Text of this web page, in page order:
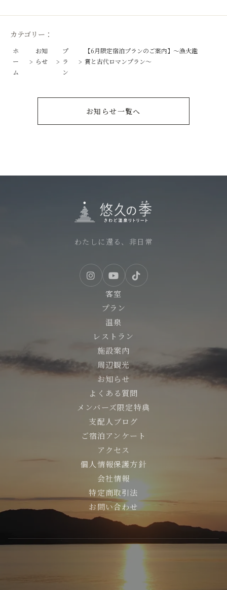
カテゴリー：
ホ
ー
ム
お知
らせ
プ
ラ
ン
【6月限定宿泊プランのご案内】～漁火鑑
賞と古代ロマンプラン～
お知らせ一覧へ
わたしに還る、非日常
客室
プラン
温泉
レストラン
施設案内
周辺観光
お知らせ
よくある質問
メンバーズ限定特典
支配人ブログ
ご宿泊アンケート
アクセス
個人情報保護方針
会社情報
特定商取引法
お問い合わせ